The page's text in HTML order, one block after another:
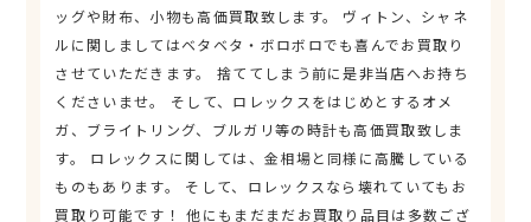
ッグや財布、小物も高価買取致します。 ヴィトン、シャネ
ルに関しましてはベタベタ・ボロボロでも喜んでお買取り
させていただきます。 捨ててしまう前に是非当店へお持ち
くださいませ。 そして、ロレックスをはじめとするオメ
ガ、ブライトリング、ブルガリ等の時計も高価買取致しま
す。 ロレックスに関しては、金相場と同様に高騰している
ものもあります。 そして、ロレックスなら壊れていてもお
買取り可能です！ 他にもまだまだお買取り品目は多数ござ